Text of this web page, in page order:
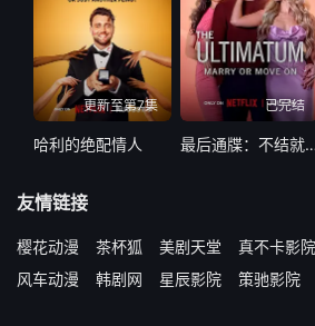
更新至第7集
哈利的绝配情人
已完结
最后通牒：不
友情链接
樱花动漫 茶杯狐 美剧天堂 真不卡影院
风车动漫
韩剧网 星辰影院 策驰影院